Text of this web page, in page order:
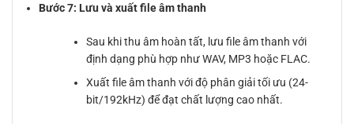
Bước 7: Lưu và xuất file âm thanh
Sau khi thu âm hoàn tất, lưu file âm thanh với
định dạng phù hợp như WAV, MP3 hoặc FLAC.
Xuất file âm thanh với độ phân giải tối ưu (24-
bit/192kHz) để đạt chất lượng cao nhất.